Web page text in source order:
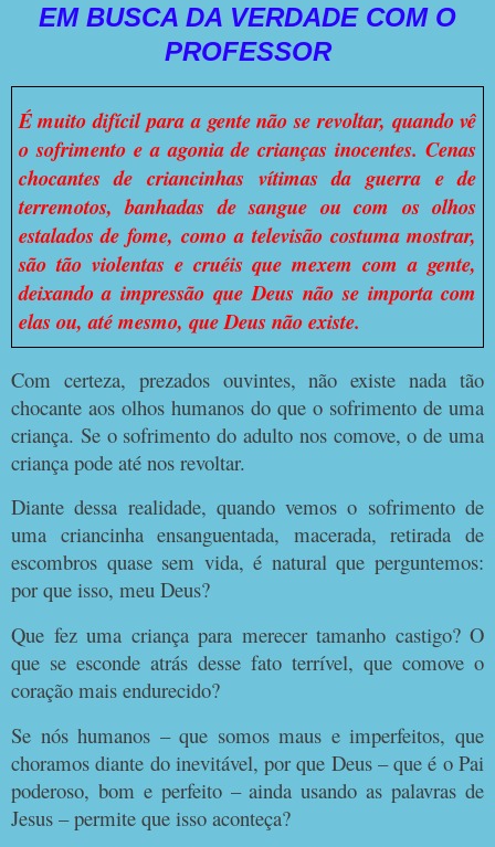
EM BUSCA DA VERDADE COM O
PROFESSOR
É muito difícil para a gente não se revoltar, quando vê
o sofrimento e a agonia de crianças inocentes. Cenas
chocantes de criancinhas vítimas da guerra e de
terremotos, banhadas de sangue ou com os olhos
estalados de fome, como a televisão costuma mostrar,
são tão violentas e cruéis que mexem com a gente,
deixando a impressão que Deus não se importa com
elas ou, até mesmo, que Deus não existe.
Com certeza, prezados ouvintes, não existe nada tão
chocante aos olhos humanos do que o sofrimento de uma
criança. Se o sofrimento do adulto nos comove, o de uma
criança pode até nos revoltar.
Diante dessa realidade, quando vemos o sofrimento de
uma criancinha ensanguentada, macerada, retirada de
escombros quase sem vida, é natural que perguntemos:
por que isso, meu Deus?
Que fez uma criança para merecer tamanho castigo? O
que se esconde atrás desse fato terrível, que comove o
coração mais endurecido?
Se nós humanos – que somos maus e imperfeitos, que
choramos diante do inevitável, por que Deus – que é o Pai
poderoso, bom e perfeito – ainda usando as palavras de
Jesus – permite que isso aconteça?